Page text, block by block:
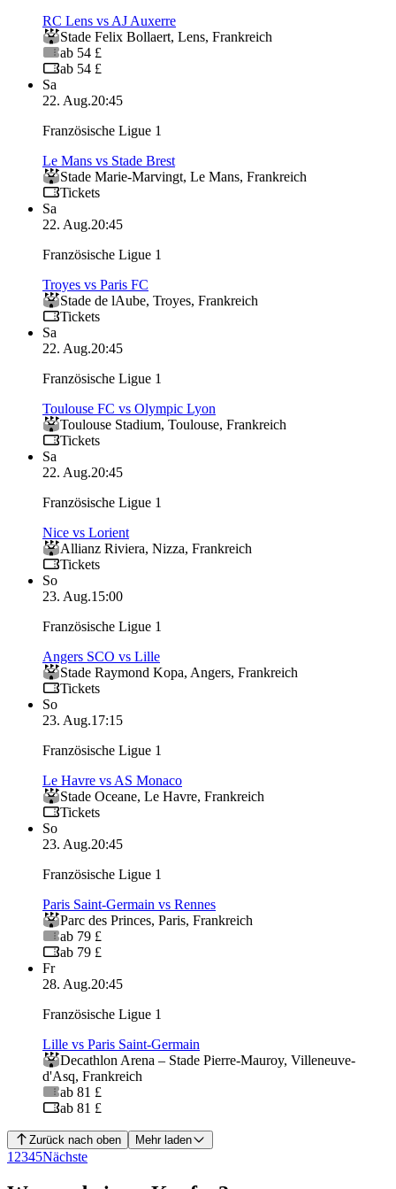
RC Lens vs AJ Auxerre
Stade Felix Bollaert, Lens, Frankreich
ab 54 £
ab 54 £
Sa
22. Aug.20:45
Französische Ligue 1
Le Mans vs Stade Brest
Stade Marie-Marvingt, Le Mans, Frankreich
Tickets
Sa
22. Aug.20:45
Französische Ligue 1
Troyes vs Paris FC
Stade de lAube, Troyes, Frankreich
Tickets
Sa
22. Aug.20:45
Französische Ligue 1
Toulouse FC vs Olympic Lyon
Toulouse Stadium, Toulouse, Frankreich
Tickets
Sa
22. Aug.20:45
Französische Ligue 1
Nice vs Lorient
Allianz Riviera, Nizza, Frankreich
Tickets
So
23. Aug.15:00
Französische Ligue 1
Angers SCO vs Lille
Stade Raymond Kopa, Angers, Frankreich
Tickets
So
23. Aug.17:15
Französische Ligue 1
Le Havre vs AS Monaco
Stade Oceane, Le Havre, Frankreich
Tickets
So
23. Aug.20:45
Französische Ligue 1
Paris Saint-Germain vs Rennes
Parc des Princes, Paris, Frankreich
ab 79 £
ab 79 £
Fr
28. Aug.20:45
Französische Ligue 1
Lille vs Paris Saint-Germain
Decathlon Arena – Stade Pierre‑Mauroy, Villeneuve-
d'Asq, Frankreich
ab 81 £
ab 81 £
Zurück nach oben Mehr laden
1 2345Nächste